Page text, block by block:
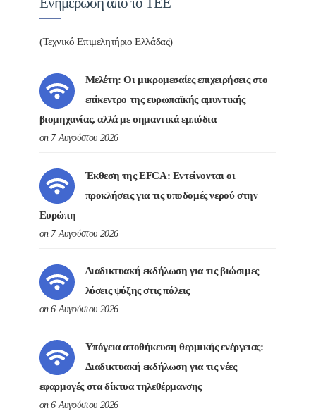
(Τεχνικό Επιμελητήριο Ελλάδας)
Μελέτη: Οι μικρομεσαίες επιχειρήσεις στο
επίκεντρο της ευρωπαϊκής αμυντικής
βιομηχανίας, αλλά με σημαντικά εμπόδια
on 7 Αυγούστου 2026
Έκθεση της EFCA: Εντείνονται οι
προκλήσεις για τις υποδομές νερού στην
Ευρώπη
on 7 Αυγούστου 2026
Διαδικτυακή εκδήλωση για τις βιώσιμες
λύσεις ψύξης στις πόλεις
on 6 Αυγούστου 2026
Υπόγεια αποθήκευση θερμικής ενέργειας:
Διαδικτυακή εκδήλωση για τις νέες
εφαρμογές στα δίκτυα τηλεθέρμανσης
on 6 Αυγούστου 2026